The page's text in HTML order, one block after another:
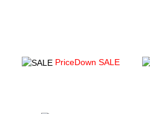
PriceDown SALE